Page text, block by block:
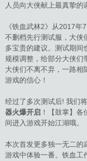
人员向大侠献上最真挚的
《铁血武林2》从2017
不删档先行测试服，大侠
多宝贵的建议。测试期间
规模调整，给部分大侠们
大侠们不离不弃，一路相
游戏的信心！
经过了多次测试后! 我们
器火爆开启 ！【鼓掌】各
间进入游戏开始江湖哦。
本次首发更多独一无二的
游戏中体验一番。铁血工